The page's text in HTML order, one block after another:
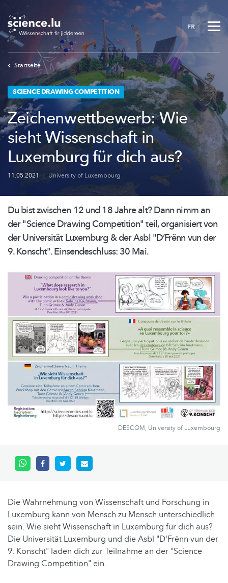
Skip
main
content
FR
Startseite
SCIENCE DRAWING COMPETITION
Zeichenwettbewerb: Wie
sieht Wissenschaft in
Luxemburg für dich aus?
11.05.2021 | University of Luxembourg
Du bist zwischen 12 und 18 Jahre alt? Dann nimm an
der "Science Drawing Competition" teil, organisiert von
der Universität Luxemburg & der Asbl "D’Frënn vun der
9. Konscht".Einsendeschluss:30 Mai.
DESCOM, University of Luxembourg
Die Wahrnehmung von Wissenschaft und Forschung in
Luxemburg kann von Mensch zu Mensch unterschiedlich
sein. Wie sieht Wissenschaft in Luxemburg für dich aus?
Die Universität Luxemburg und die Asbl "D'Frënn vun der
9. Konscht" laden dich zur Teilnahme an der "Science
Drawing Competition" ein.